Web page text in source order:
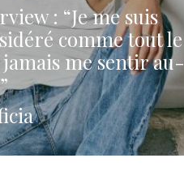
: “Je me suis
comme tout le
me sentir au-